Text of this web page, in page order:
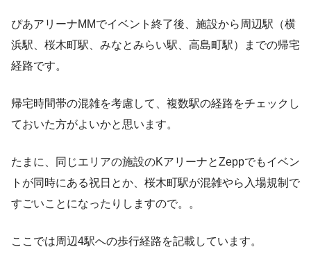
ぴあアリーナMMでイベント終了後、施設から周辺駅（横
浜駅、桜木町駅、みなとみらい駅、高島町駅）までの帰宅
経路です。
帰宅時間帯の混雑を考慮して、複数駅の経路をチェックし
ておいた方がよいかと思います。
たまに、同じエリアの施設のKアリーナとZeppでもイベン
トが同時にある祝日とか、桜木町駅が混雑やら入場規制で
すごいことになったりしますので。。
ここでは周辺4駅への歩行経路を記載しています。